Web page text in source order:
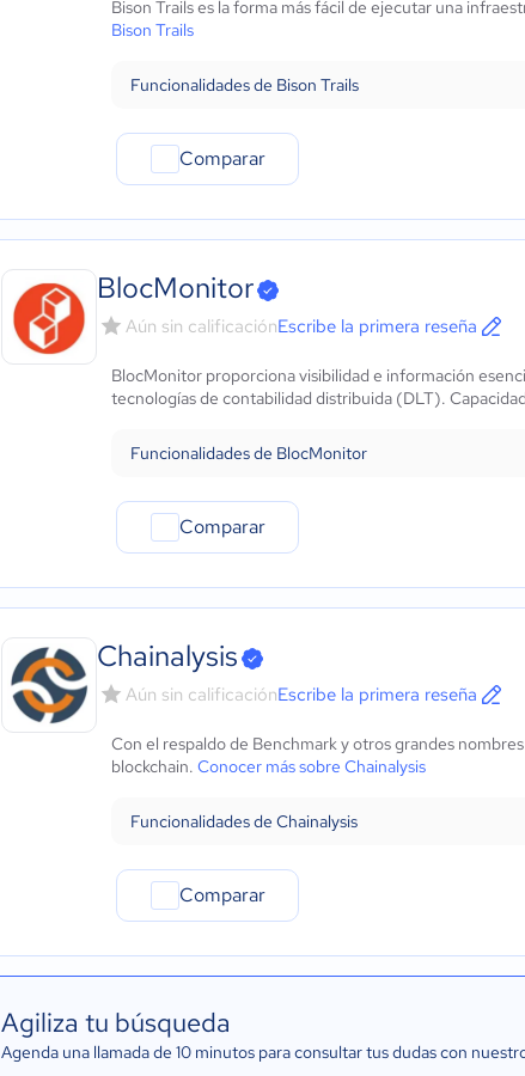
Automotriz
Metales y Minería
Recursos Humanos
Gastronomía
Aeroespacial y defensa
Turismo
Contabilidad
Moda y textiles
Bison Trails es la forma más fácil de ejecutar una
Bison Trails
Funcionalidades de Bison Trails
Comparar
BlocMonitor
Aún sin calificaciónEscribe la primera reseña
BlocMonitor proporciona visibilidad e información
tecnologías de contabilidad distribuida (DLT).
Funcionalidades de BlocMonitor
Comparar
Chainalysis
Aún sin calificaciónEscribe la primera reseña
Con el respaldo de Benchmark y otros grandes
blockchain. Conocer más sobre Chainalysis
Funcionalidades de Chainalysis
Comparar
Agiliza tu búsqueda
Agenda una llamada de 10 minutos para consultar tus dudas con